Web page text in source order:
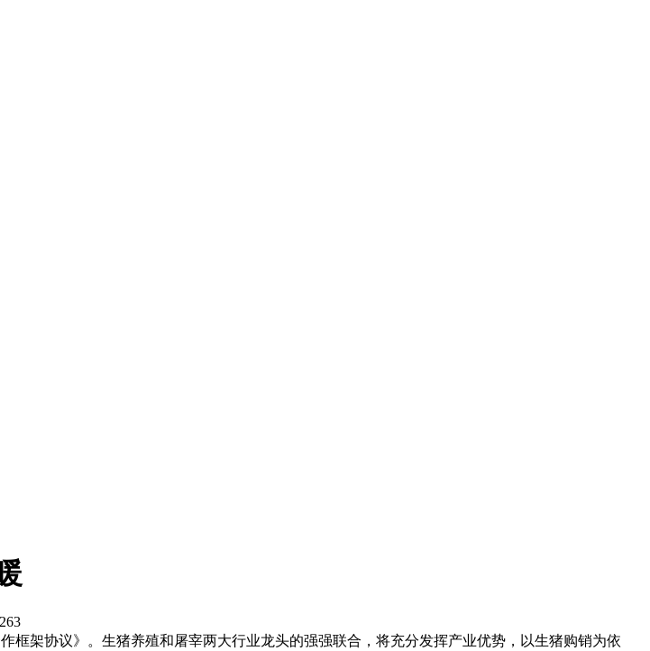
架协议》。生猪养殖和屠宰两大行业龙头的强强联合，将充分发挥产业优势，以生猪购销为依